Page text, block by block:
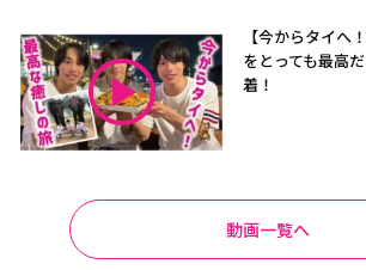
【今からタイへ
をとっても最高
着！
動画一覧へ